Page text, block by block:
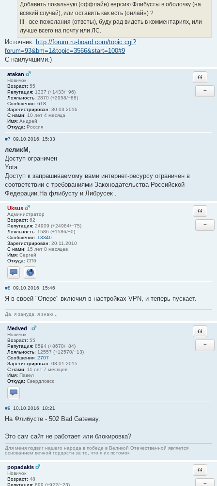
Добавить локальную (оффлайн) версию Флибусты в оболочку (на
всякий случай), или оставить как есть (онлайн) ?
!!! - все пожелания (ответы), буду рад видеть в комментариях, или
лучше всего на почту или ЛС.
Источник: http://forum.ru-board.com/topic.cgi?
forum=93&bm=1&topic=3566&start=100#9
С наилучшими.)
atakan
Новичок
Возраст: 55
Репутация: 1337 (+1433/−96)
Лояльность: 2870 (+2958/−88)
Сообщения: 618
Зарегистрирован: 30.03.2016
С нами: 10 лет 4 месяца
Имя: Андрей
Откуда: Россия
−
#7 09.10.2016, 15:33
леликМ ,
Доступ ограничен
Yota
Доступ к запрашиваемому вами интернет-ресурсу ограничен в
соответствии с требованиями Законодательства Российской
Федерации.На флибусту и Либрусек .
Uksus
Администратор
Возраст: 62
Репутация: 24909 (+24984/−75)
Лояльность: 1586 (+1586/−0)
Сообщения: 13340
Зарегистрирован: 20.11.2010
С нами: 15 лет 8 месяцев
Имя: Сергей
Откуда: СПб
Отправить личное сообщение
Сайт
−
#8 09.10.2016, 15:46
Я в своей "Опере" включил в настройках VPN, и теперь пускает.
Да, я зануда, я знаю...
Medved_
Новичок
Возраст: 55
Репутация: 8594 (+8678/−84)
Лояльность: 12557 (+12570/−13)
Сообщения: 2707
Зарегистрирован: 03.01.2015
С нами: 11 лет 7 месяцев
Имя: Павел
Откуда: Свердловск
Отправить личное сообщение
−
#9 10.10.2016, 18:21
На Флибусте - 502 Bad Gateway.
Это сам сайт не работает или блокировка?
Для меня подвиг нашего народа в победе в Великой Отечественной является
основанием вечной гордости за то, что я их потомок.
popadakis
Новичок
Возраст: 48
−